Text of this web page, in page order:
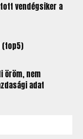
vendégsiker a
(top5)
öröm, nem
adat